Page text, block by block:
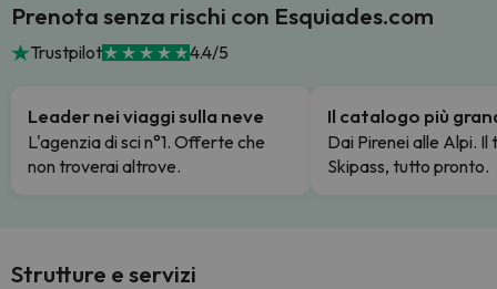
Prenota senza rischi con Esquiades.com
Trustpilot 4.4/5
Leader nei viaggi sulla neve
L'agenzia di sci n°1. Offerte che
non troverai altrove.
Il catalogo più
Dai Pirenei alle Alpi. Il
Skipass, tutto pronto.
Strutture e servizi